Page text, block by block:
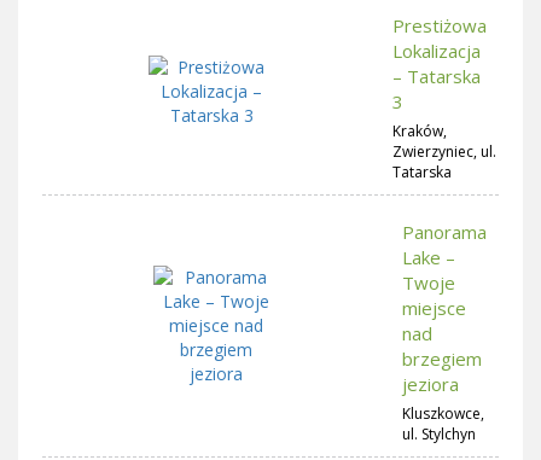
Prestiżowa
Lokalizacja
– Tatarska
3
Kraków,
Zwierzyniec, ul.
Tatarska
Panorama
Lake –
Twoje
miejsce
nad
brzegiem
jeziora
Kluszkowce,
ul. Stylchyn